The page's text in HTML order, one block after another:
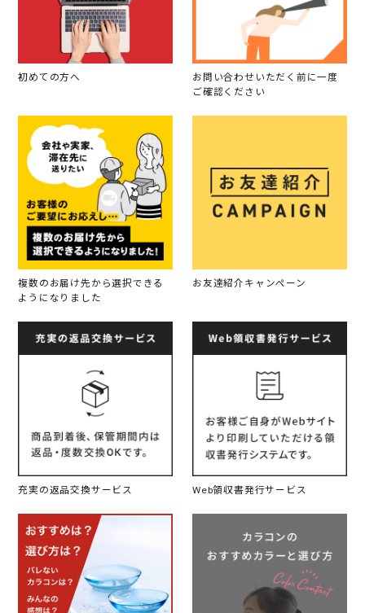
初めての方へ
お問い合わせいただく前に一度
ご確認ください
複数のお届け先から選択できる
ようになりました
お友達紹介キャンペーン
充実の返品交換サービス Web領収書発行サービス